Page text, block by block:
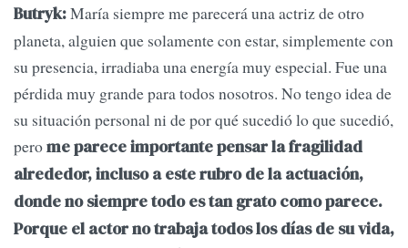
Butryk:María siempre me parecerá una actriz de otro
planeta, alguien que solamente con estar, simplemente con
su presencia, irradiaba una energía muy especial. Fue una
pérdida muy grande para todos nosotros. No tengo idea de
su situación personal ni de por qué sucedió lo que sucedió,
perome parece importante pensar la fragilidad
alrededor, incluso a este rubro de la actuación,
donde no siempre todo es tan grato como parece.
Porque el actor no trabaja todos los días de su vida,